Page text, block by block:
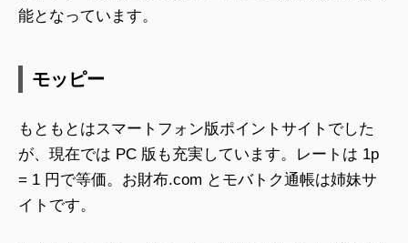
能となっています。
モッピー
もともとはスマートフォン版ポイントサイトでした
が、現在では PC 版も充実しています。レートは 1p
= 1 円で等価。お財布.com とモバトク通帳は姉妹サ
イトです。